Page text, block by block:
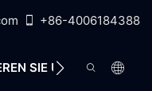
+86-4006184388
SIE UNS